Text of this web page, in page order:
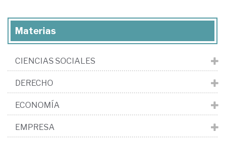
Materias
CIENCIAS SOCIALES
DERECHO
ECONOMÍA
EMPRESA